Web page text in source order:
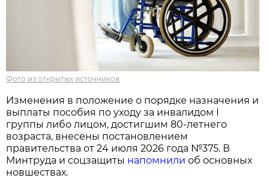
Фото из открытых источников
Изменения в положение о порядке назначения и
выплаты пособия по уходу за инвалидом I
группы либо лицом, достигшим 80-летнего
возраста, внесены постановлением
правительства от 24 июля 2026 года №375. В
Минтруда и соцзащиты напомнили об основных
новшествах.